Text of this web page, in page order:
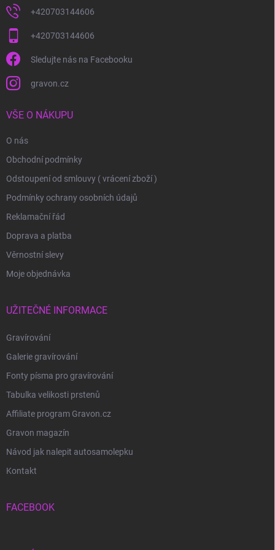
+420703144606
+420703144606
Sledujte nás na Facebooku
gravon.cz
VŠE O NÁKUPU
O nás
Obchodní podmínky
Odstoupení od smlouvy ( vrácení zboží )
Podmínky ochrany osobních údajů
Reklamační řád
Doprava a platba
Věrnostní slevy
Moje objednávka
UŽITEČNÉ INFORMACE
Gravírování
Galerie gravírování
Fonty písma pro gravírování
Tabulka velikosti prstenů
Affiliate program Gravon.cz
Gravon magazín
Návod jak nalepit autosamolepku
Kontakt
FACEBOOK